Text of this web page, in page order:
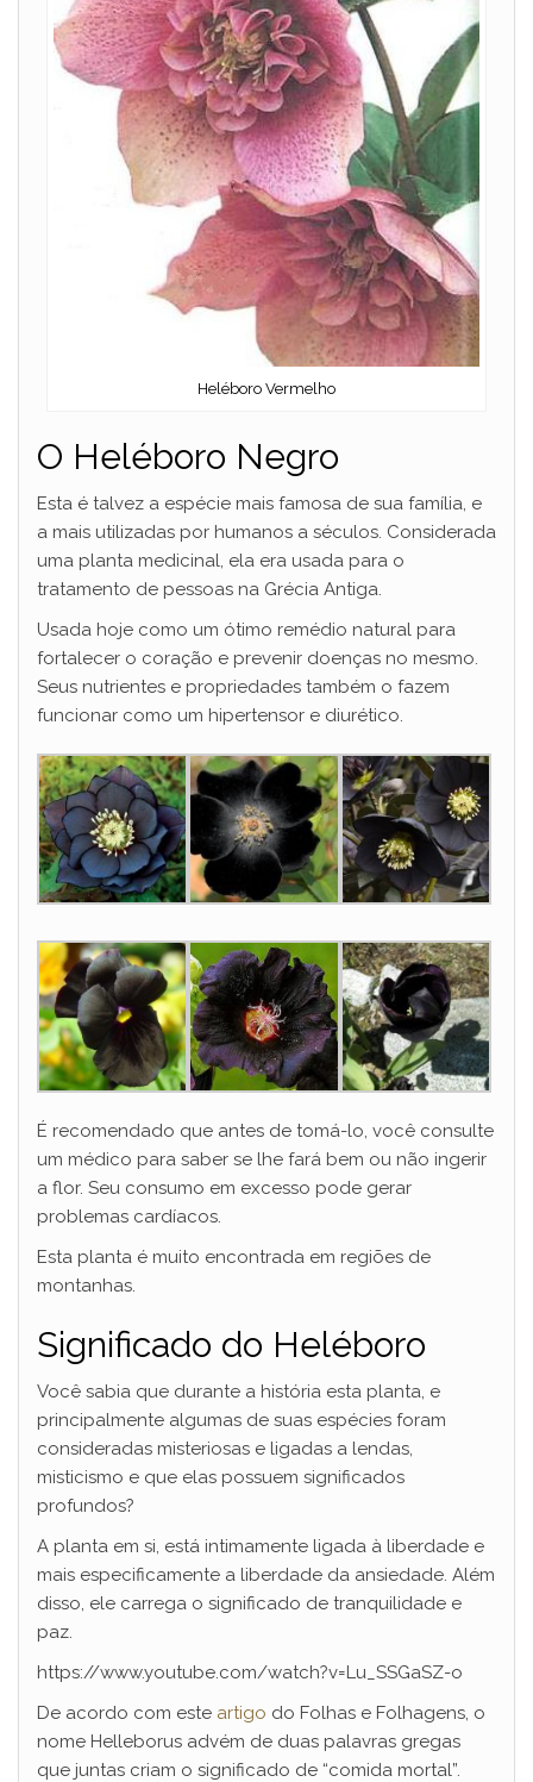
Heléboro Vermelho
O Heléboro Negro
Esta é talvez a espécie mais famosa de sua família, e
a mais utilizadas por humanos a séculos. Considerada
uma planta medicinal, ela era usada para o
tratamento de pessoas na Grécia Antiga.
Usada hoje como um ótimo remédio natural para
fortalecer o coração e prevenir doenças no mesmo.
Seus nutrientes e propriedades também o fazem
funcionar como um hipertensor e diurético.
É recomendado que antes de tomá-lo, você consulte
um médico para saber se lhe fará bem ou não ingerir
a flor. Seu consumo em excesso pode gerar
problemas cardíacos.
Esta planta é muito encontrada em regiões de
montanhas.
Significado do Heléboro
Você sabia que durante a história esta planta, e
principalmente algumas de suas espécies foram
consideradas misteriosas e ligadas a lendas,
misticismo e que elas possuem significados
profundos?
A planta em si, está intimamente ligada à liberdade e
mais especificamente a liberdade da ansiedade. Além
disso, ele carrega o significado de tranquilidade e
paz.
https://www.youtube.com/watch?v=Lu_SSGaSZ-o
De acordo com este artigo do Folhas e Folhagens, o
nome Helleborus advém de duas palavras gregas
que juntas criam o significado de “comida mortal”.